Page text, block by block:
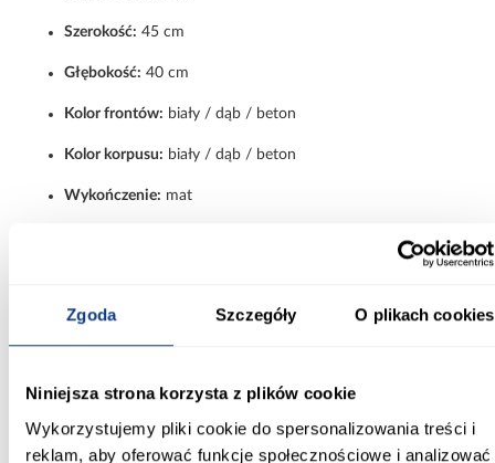
Zgoda Szczegóły O plikach cookies
Niniejsza strona korzysta z plików cookie
Wykorzystujemy pliki cookie do spersonalizowania treści i
reklam, aby oferować funkcje społecznościowe i analizować
Szerokość: 45 cm
Głębokość: 40 cm
Kolor frontów: biały / dąb / beton
Kolor korpusu: biały / dąb / beton
Wykończenie: mat
Waga:40 kg
Styl:nowoczesny
Wymaga złożenia:tak